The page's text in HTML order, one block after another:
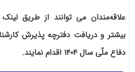
علاقه‌مندان می توانند از طریق
بیشتر و دریافت دفترچه پذیرش
دفاع ملّی سال ۱۴۰۴ اقدام نمایند.